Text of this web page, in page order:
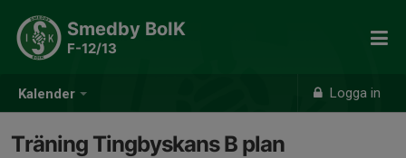
Kalender Logga in
Smedby BoIK
F-12/13
Träning Tingbyskans B plan